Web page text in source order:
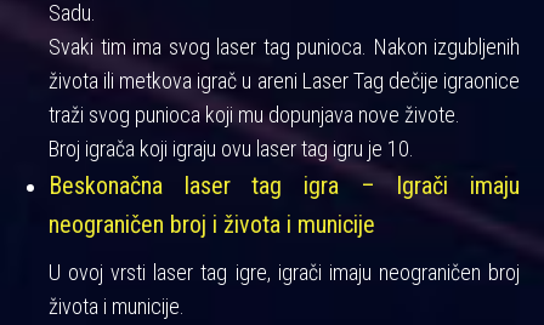
Sadu.
Svaki tim ima svog laser tag punioca. Nakon izgubljenih
života ili metkova igrač u areni Laser Tag dečije igraonice
traži svog punioca koji mu dopunjava nove živote.
Broj igrača koji igraju ovu laser tag igru je 10.
Beskonačna laser tag igra – Igrači imaju
neograničen broj i života i municije
U ovoj vrsti laser tag igre, igrači imaju neograničen broj
života i municije.